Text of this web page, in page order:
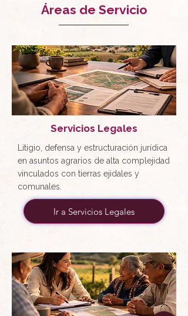
Áreas de Servicio
Servicios Legales
Litigio, defensa y estructuración jurídica
en asuntos agrarios de alta complejidad
vinculados con tierras ejidales y
comunales.
Ir a Servicios Legales